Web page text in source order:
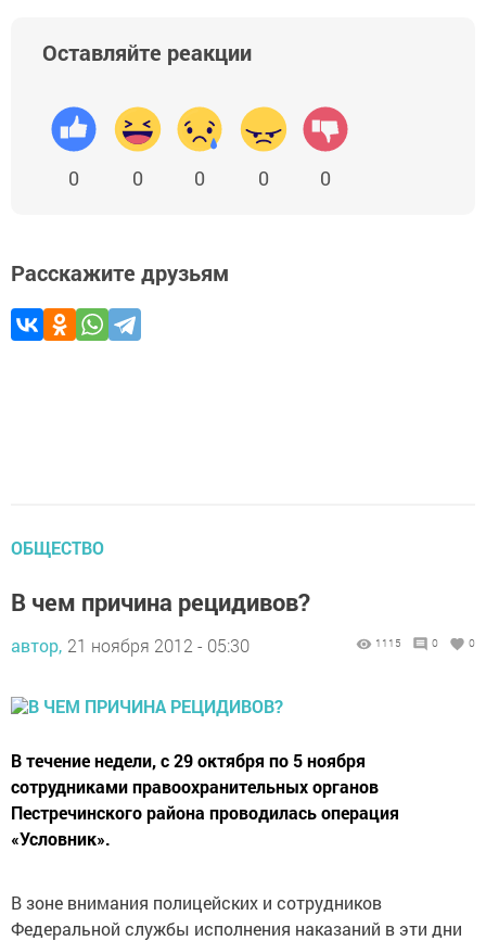
Оставляйте реакции
0 0 0 0 0
Расскажите друзьям
ОБЩЕСТВО
В чем причина рецидивов?
автор, 21 ноября 2012 - 05:30 1115 0 0
В течение недели, с 29 октября по 5 ноября
сотрудниками правоохранительных органов
Пестречинского района проводилась операция
«Условник».
В зоне внимания полицейских и сотрудников
Федеральной службы исполнения наказаний в эти дни